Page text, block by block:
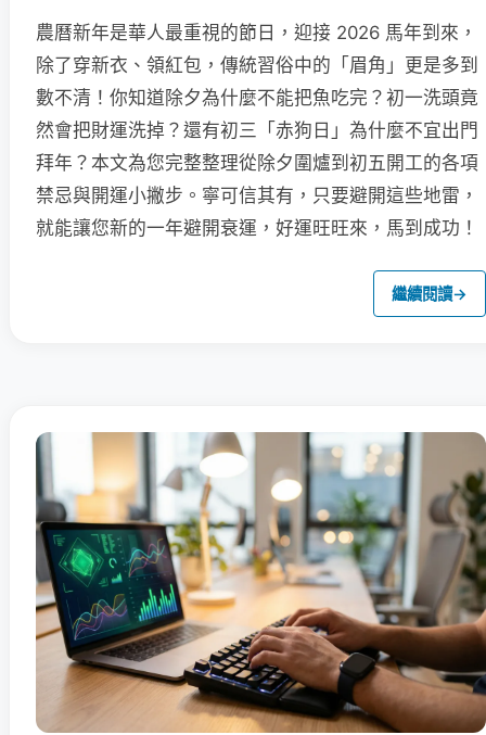
農曆新年是華人最重視的節日，迎接 2026 馬年到來，
除了穿新衣、領紅包，傳統習俗中的「眉角」更是多到
數不清！你知道除夕為什麼不能把魚吃完？初一洗頭竟
然會把財運洗掉？還有初三「赤狗日」為什麼不宜出門
拜年？本文為您完整整理從除夕圍爐到初五開工的各項
禁忌與開運小撇步。寧可信其有，只要避開這些地雷，
就能讓您新的一年避開衰運，好運旺旺來，馬到成功！
繼續閱讀→